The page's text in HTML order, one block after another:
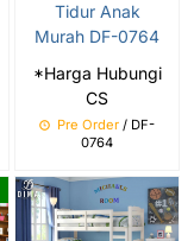
Tidur Anak
Murah DF-0764
*Harga Hubungi
CS
Pre Order / DF-
0764